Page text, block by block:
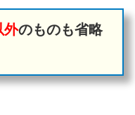
外のものも省略